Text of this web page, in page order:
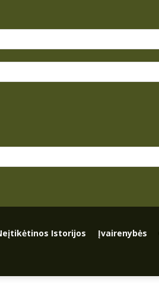
Istorijos Įvairenybės